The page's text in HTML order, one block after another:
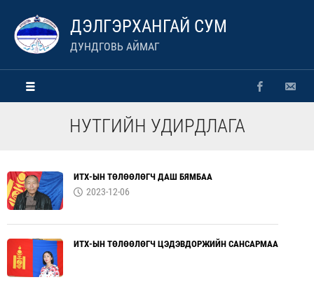
ДЭЛГЭРХАНГАЙ СУМ
ДУНДГОВЬ АЙМАГ
НУТГИЙН УДИРДЛАГА
ИТХ-ЫН ТӨЛӨӨЛӨГЧ ДАШ БЯМБАА
2023-12-06
ИТХ-ЫН ТӨЛӨӨЛӨГЧ ЦЭДЭВДОРЖИЙН САНСАРМАА